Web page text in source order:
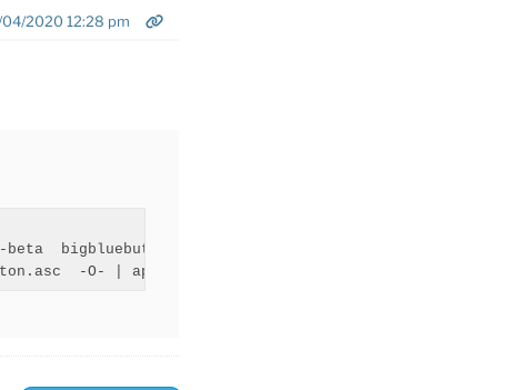
2020 12:28 pm
beta  bigbluebutton-xenial main " | tee /etc/apt/